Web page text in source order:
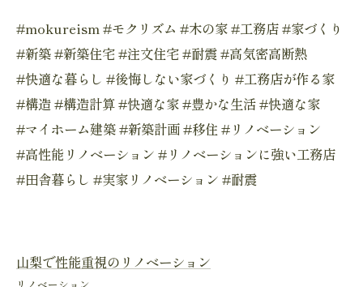
#mokureism #モクリズム #木の家 #工務店 #家づくり
#新築 #新築住宅 #注文住宅 #耐震 #高気密高断熱
#快適な暮らし #後悔しない家づくり #工務店が作る家
#構造 #構造計算 #快適な家 #豊かな生活 #快適な家
#マイホーム建築 #新築計画 #移住 #リノベーション
#高性能リノベーション #リノベーションに強い工務店
#田舎暮らし #実家リノベーション #耐震
山梨で性能重視のリノベーション